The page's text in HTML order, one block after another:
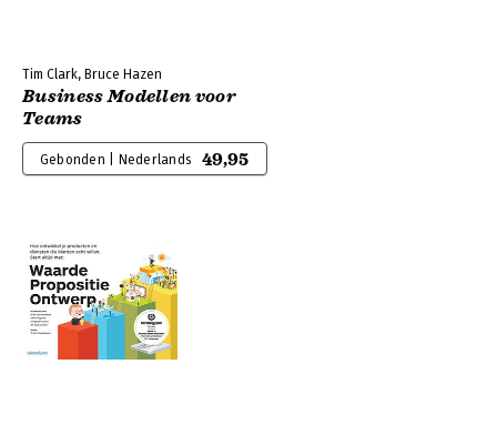
Tim Clark, Bruce Hazen
Business Modellen voor
Teams
Gebonden | Nederlands 49,95